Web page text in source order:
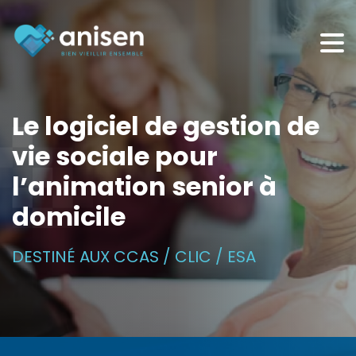
Le logiciel de gestion de
vie sociale pour
l’animation senior à
domicile
DESTINÉ AUX CCAS / CLIC / ESA
Panneau de gestion des cookies